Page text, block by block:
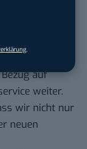
auf
weiter.
wir nicht nur
neuen